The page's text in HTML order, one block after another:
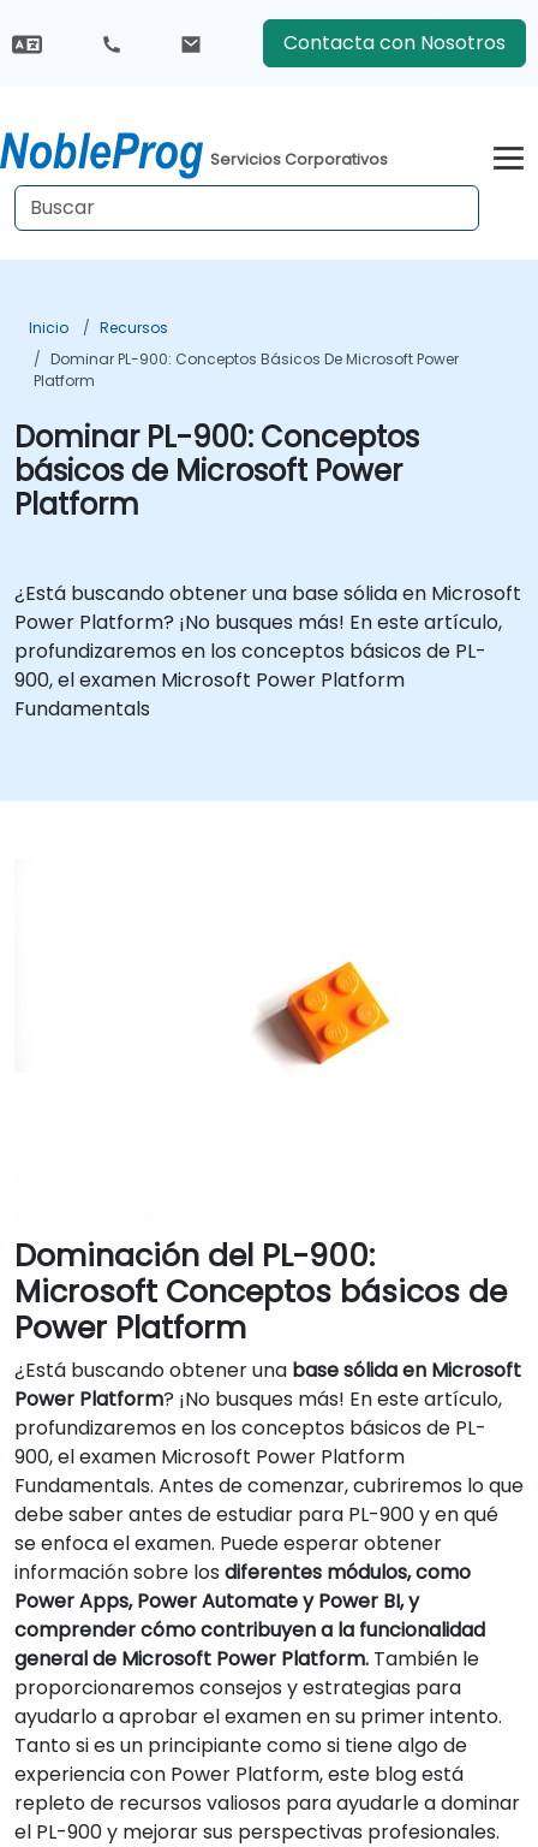
Contacta con Nosotros
Servicios Corporativos
Inicio
Recursos
Dominar PL-900: Conceptos Básicos De Microsoft Power
Platform
Dominar PL-900: Conceptos
básicos de Microsoft Power
Platform
¿Está buscando obtener una base sólida en Microsoft
Power Platform? ¡No busques más! En este artículo,
profundizaremos en los conceptos básicos de PL-
900, el examen Microsoft Power Platform
Fundamentals
Dominación del PL-900:
Microsoft Conceptos básicos de
Power Platform
¿Está buscando obtener una base sólida en Microsoft
Power Platform? ¡No busques más! En este artículo,
profundizaremos en los conceptos básicos de PL-
900, el examen Microsoft Power Platform
Fundamentals. Antes de comenzar, cubriremos lo que
debe saber antes de estudiar para PL-900 y en qué
se enfoca el examen. Puede esperar obtener
información sobre los diferentes módulos, como
Power Apps, Power Automate y Power BI, y
comprender cómo contribuyen a la funcionalidad
general de Microsoft Power Platform. También le
proporcionaremos consejos y estrategias para
ayudarlo a aprobar el examen en su primer intento.
Tanto si es un principiante como si tiene algo de
experiencia con Power Platform, este blog está
repleto de recursos valiosos para ayudarle a dominar
el PL-900 y mejorar sus perspectivas profesionales.